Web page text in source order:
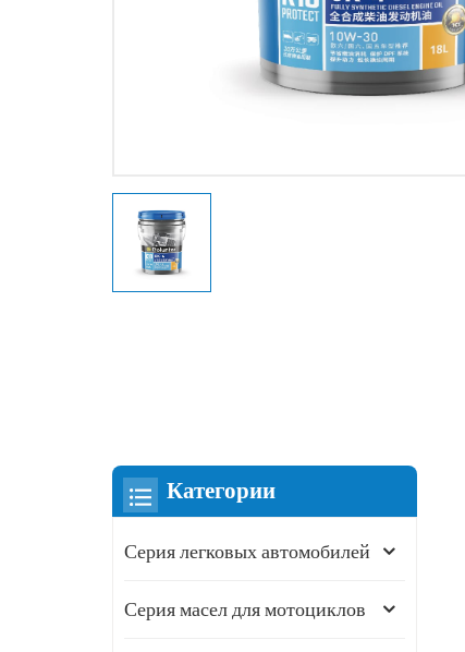
Категории
Серия легковых автомобилей
Серия масел для мотоциклов